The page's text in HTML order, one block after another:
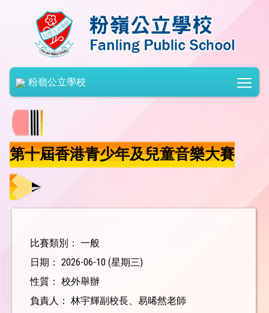
粉嶺公立學校
第十屆香港青少年及兒童音樂大賽
比賽類別： 一般
日期： 2026-06-10 (星期三)
性質： 校外舉辦
負責人： 林宇輝副校長、易晞然老師